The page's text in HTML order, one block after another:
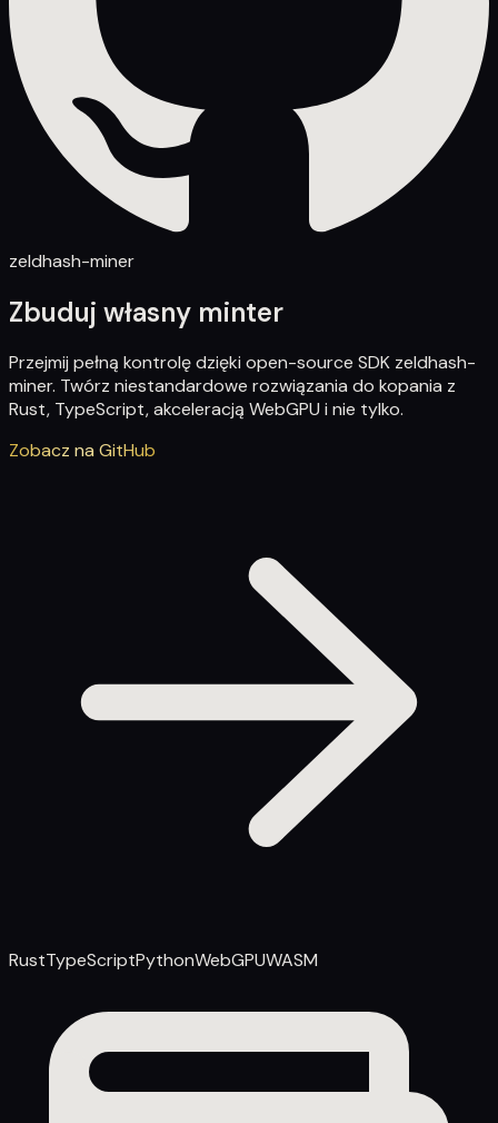
zeldhash-miner
Zbuduj własny minter
Przejmij pełną kontrolę dzięki open-source SDK zeldhash-
miner. Twórz niestandardowe rozwiązania do kopania z
Rust, TypeScript, akceleracją WebGPU i nie tylko.
Zobacz na GitHub
RustTypeScriptPythonWebGPUWASM